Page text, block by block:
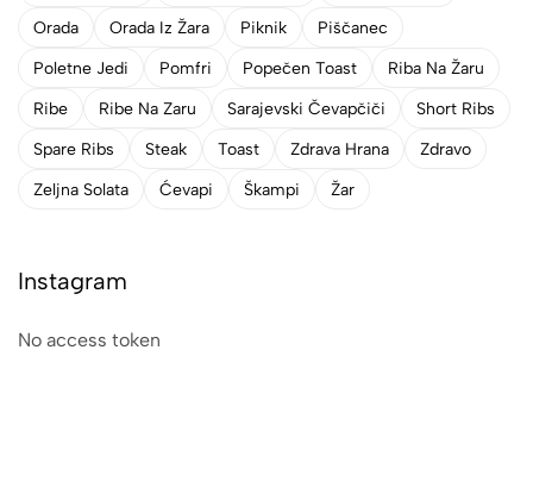
Orada
Orada Iz Žara Piknik
Piščanec
Poletne Jedi
Pomfri Popečen Toast
Riba Na Žaru
Ribe
Ribe Na Zaru Sarajevski Čevapčiči
Short Ribs
Spare Ribs
Steak Toast Zdrava Hrana
Zdravo
Zeljna Solata
Ćevapi Škampi Žar
Instagram
No access token